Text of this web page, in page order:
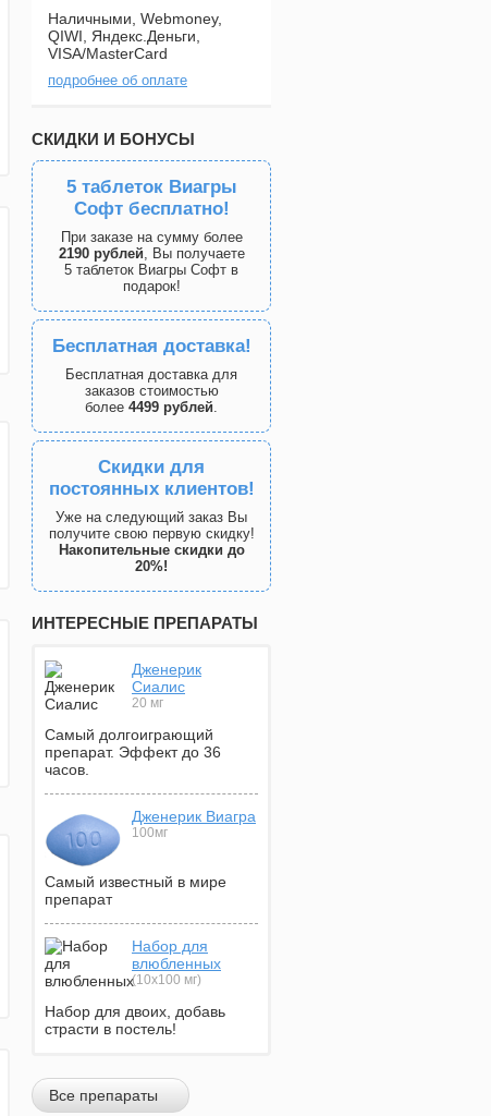
Наличными, Webmoney,
QIWI, Яндекс.Деньги,
VISA/MasterCard
подробнее об оплате
СКИДКИ И БОНУСЫ
5 таблеток Виагры
Софт бесплатно!
При заказе на сумму более
2190 рублей, Вы получаете
5 таблеток Виагры Софт в
подарок!
Бесплатная доставка!
Бесплатная доставка для
заказов стоимостью
более 4499 рублей.
Скидки для
постоянных клиентов!
Уже на следующий заказ Вы
получите свою первую скидку!
Накопительные скидки до
20%!
ИНТЕРЕСНЫЕ ПРЕПАРАТЫ
Дженерик
Сиалис
20 мг
Самый долгоиграющий
препарат. Эффект до 36
часов.
Дженерик Виагра
100мг
Самый известный в мире
препарат
Набор для
влюбленных
(10х100 мг)
Набор для двоих, добавь
страсти в постель!
Все препараты